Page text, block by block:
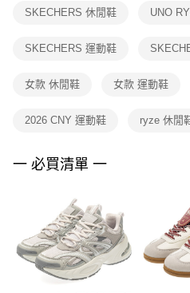
客戶支援中心」 https://
１．透過由恩沛科技股份有限公司提供
權轉讓予恩沛科技股份有限公司。
３．未成年的使用者請事先徵得法定代
４．使用「AFTEE先享後付」時，將依
５．嚴禁一人註冊多個帳號或使用他人
恩沛科技股份有限公司將有權停止該用
SKECHERS 休閒鞋 UNO
SKECHERS 運動鞋
女款 休閒鞋 女款 運動鞋
2026 CNY 運動鞋 ryze 休閒
一 必買清單 一